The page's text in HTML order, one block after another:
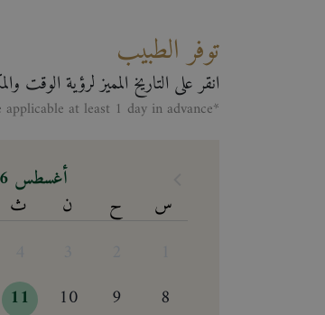
توفر الطبيب
انقر على التاريخ المميز لرؤية الوقت
*Making appontment will be applicable at least 1 day in advance
أغسطس 2026
س
ح ن ث
8
9
10
11